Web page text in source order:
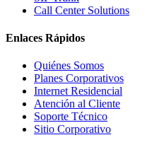
Call Center Solutions
Enlaces Rápidos
Quiénes Somos
Planes Corporativos
Internet Residencial
Atención al Cliente
Soporte Técnico
Sitio Corporativo